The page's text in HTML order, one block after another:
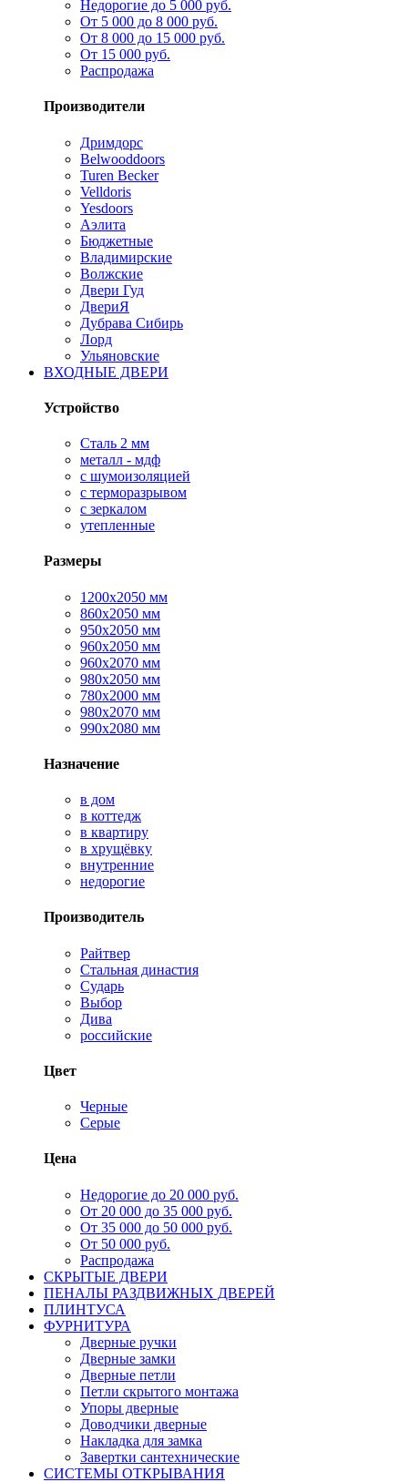
Недорогие до 5 000 руб.
От 5 000 до 8 000 руб.
От 8 000 до 15 000 руб.
От 15 000 руб.
Распродажа
Производители
Дримдорс
Belwooddoors
Turen Becker
Velldoris
Yesdoors
Аэлита
Бюджетные
Владимирские
Волжские
Двери Гуд
ДвериЯ
Дубрава Сибирь
Лорд
Ульяновские
ВХОДНЫЕ ДВЕРИ
Устройство
Сталь 2 мм
металл - мдф
с шумоизоляцией
с терморазрывом
с зеркалом
утепленные
Размеры
1200х2050 мм
860х2050 мм
950х2050 мм
960х2050 мм
960х2070 мм
980х2050 мм
780х2000 мм
980х2070 мм
990х2080 мм
Назначение
в дом
в коттедж
в квартиру
в хрущёвку
внутренние
недорогие
Производитель
Райтвер
Стальная династия
Сударь
Выбор
Дива
российские
Цвет
Черные
Серые
Цена
Недорогие до 20 000 руб.
От 20 000 до 35 000 руб.
От 35 000 до 50 000 руб.
От 50 000 руб.
Распродажа
СКРЫТЫЕ ДВЕРИ
ПЕНАЛЫ РАЗДВИЖНЫХ ДВЕРЕЙ
ПЛИНТУСА
ФУРНИТУРА
Дверные ручки
Дверные замки
Дверные петли
Петли скрытого монтажа
Упоры дверные
Доводчики дверные
Накладка для замка
Завертки сантехнические
СИСТЕМЫ ОТКРЫВАНИЯ